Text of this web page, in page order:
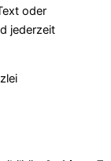
oder
jederzeit